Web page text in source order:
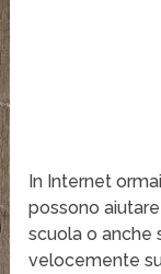
In Internet
possono
scuola o anche
velocemente